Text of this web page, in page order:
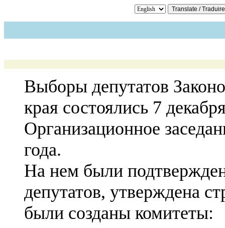
Выборы депутатов
края состоялись 7
Организационное
года.
На нем были
депутатов, утверждена
были созданы комитеты: